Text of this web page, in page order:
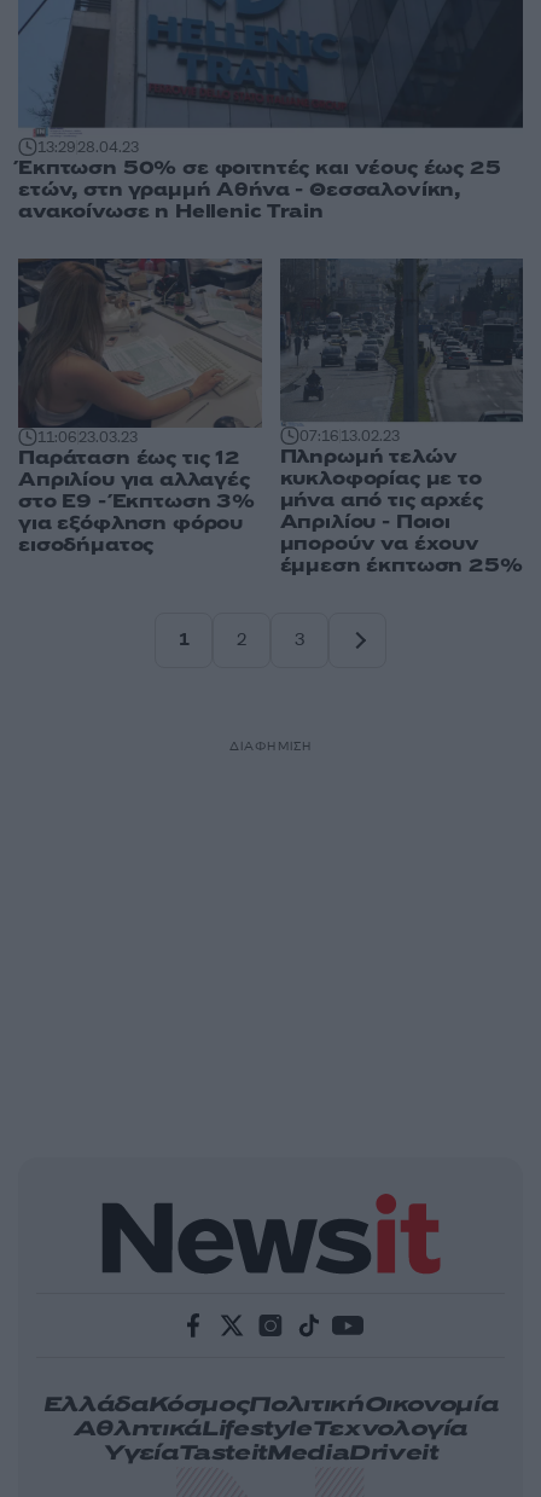
13:2928.04.23
Έκπτωση 50% σε φοιτητές και νέους έως 25
ετών, στη γραμμή Αθήνα - Θεσσαλονίκη,
ανακοίνωσε η Hellenic Train
11:0623.03.23
Παράταση έως τις 12
Απριλίου για αλλαγές
στο Ε9 - Έκπτωση 3%
για εξόφληση φόρου
εισοδήματος
07:1613.02.23
Πληρωμή τελών
κυκλοφορίας με το
μήνα από τις αρχές
Απριλίου - Ποιοι
μπορούν να έχουν
έμμεση έκπτωση 25%
1
2
3
ΔΙΑΦΗΜΙΣΗ
ΕλλάδαΚόσμοςΠολιτικήΟικονομία
ΑθλητικάLifestyleΤεχνολογία
ΥγείαTasteitMediaDriveit